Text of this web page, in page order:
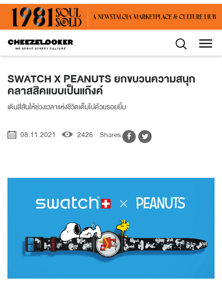
SWATCH X PEANUTS ยกขบวนความสนุก
คลาสสิคแบบเป็นแก๊งค์
เติมสีสันให้ช่วงเวลาแห่งชีวิตเต็มไปด้วยรอยยิ้ม
08.11.2021 2426 Shares